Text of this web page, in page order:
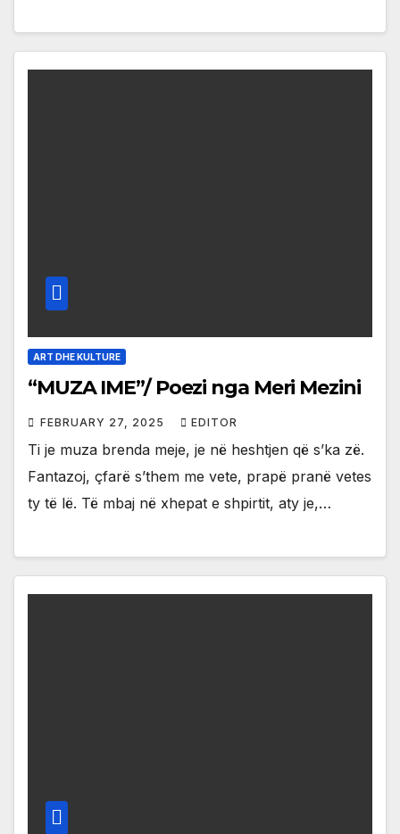
ART DHE KULTURE
“MUZA IME”/ Poezi nga Meri Mezini
FEBRUARY 27, 2025 EDITOR
Ti je muza brenda meje, je në heshtjen që s’ka zë.
Fantazoj, çfarë s’them me vete, prapë pranë vetes
ty të lë. Të mbaj në xhepat e shpirtit, aty je,…